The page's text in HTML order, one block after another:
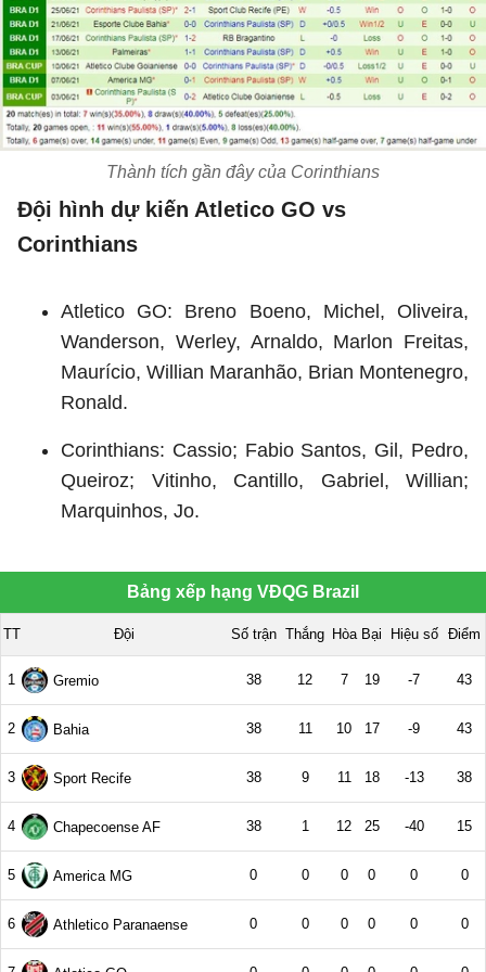
Thành tích gần đây của Corinthians
Đội hình dự kiến Atletico GO vs
Corinthians
Atletico GO: Breno Boeno, Michel, Oliveira,
Wanderson, Werley, Arnaldo, Marlon Freitas,
Maurício, Willian Maranhão, Brian Montenegro,
Ronald.
Corinthians: Cassio; Fabio Santos, Gil, Pedro,
Queiroz; Vitinho, Cantillo, Gabriel, Willian;
Marquinhos, Jo.